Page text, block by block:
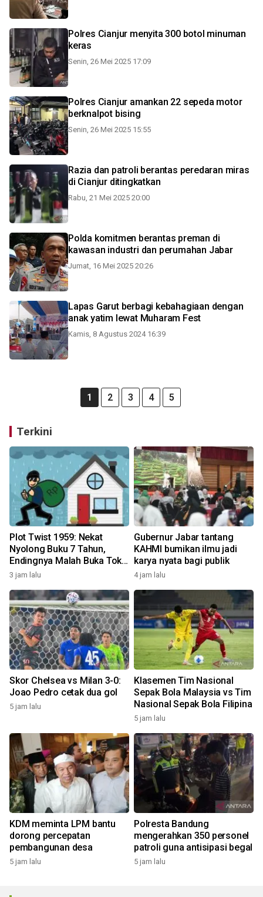
Polres Cianjur menyita 300 botol minuman
keras
Senin, 26 Mei 2025 17:09
Polres Cianjur amankan 22 sepeda motor
berknalpot bising
Senin, 26 Mei 2025 15:55
Razia dan patroli berantas peredaran miras
di Cianjur ditingkatkan
Rabu, 21 Mei 2025 20:00
Polda komitmen berantas preman di
kawasan industri dan perumahan Jabar
Jumat, 16 Mei 2025 20:26
Lapas Garut berbagi kebahagiaan dengan
anak yatim lewat Muharam Fest
Kamis, 8 Agustus 2024 16:39
1 2 3 4 5
Terkini
Plot Twist 1959: Nekat
Nyolong Buku 7 Tahun,
Endingnya Malah Buka Toko
Saingan!
3 jam lalu
Gubernur Jabar tantang
KAHMI bumikan ilmu jadi
karya nyata bagi publik
4 jam lalu
Skor Chelsea vs Milan 3-0:
Joao Pedro cetak dua gol
5 jam lalu
Klasemen Tim Nasional
Sepak Bola Malaysia vs Tim
Nasional Sepak Bola Filipina
5 jam lalu
KDM meminta LPM bantu
dorong percepatan
pembangunan desa
5 jam lalu
Polresta Bandung
mengerahkan 350 personel
patroli guna antisipasi begal
5 jam lalu